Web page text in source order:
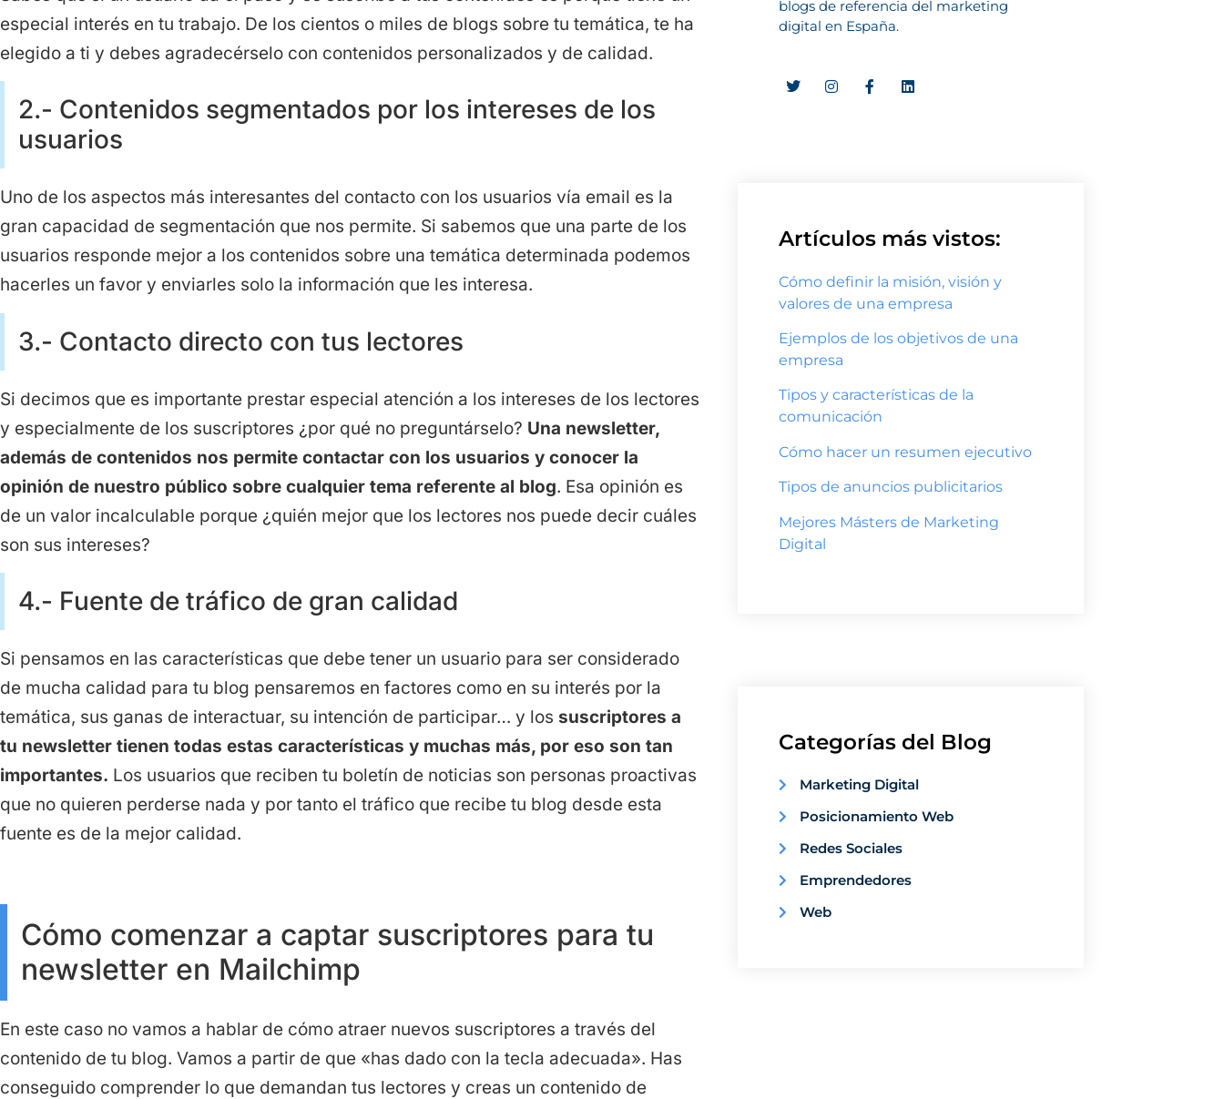
especial interés en tu trabajo. De los cientos o miles de blogs sobre tu temática, te ha
elegido a ti y debes agradecérselo con contenidos personalizados y de calidad.
2.- Contenidos segmentados por los intereses de los
usuarios
Uno de los aspectos más interesantes del contacto con los usuarios vía email es la
gran capacidad de segmentación que nos permite. Si sabemos que una parte de los
usuarios responde mejor a los contenidos sobre una temática determinada podemos
hacerles un favor y enviarles solo la información que les interesa.
3.- Contacto directo con tus lectores
Si decimos que es importante prestar especial atención a los intereses de los lectores
y especialmente de los suscriptores ¿por qué no preguntárselo? Una newsletter,
además de contenidos nos permite contactar con los usuarios y conocer la
opinión de nuestro público sobre cualquier tema referente al blog. Esa opinión es
de un valor incalculable porque ¿quién mejor que los lectores nos puede decir cuáles
son sus intereses?
4.- Fuente de tráfico de gran calidad
Si pensamos en las características que debe tener un usuario para ser considerado
de mucha calidad para tu blog pensaremos en factores como en su interés por la
temática, sus ganas de interactuar, su intención de participar… y los suscriptores a
tu newsletter tienen todas estas características y muchas más, por eso son tan
importantes. Los usuarios que reciben tu boletín de noticias son personas proactivas
que no quieren perderse nada y por tanto el tráfico que recibe tu blog desde esta
fuente es de la mejor calidad.
Cómo comenzar a captar suscriptores para tu
newsletter en Mailchimp
En este caso no vamos a hablar de cómo atraer nuevos suscriptores a través del
contenido de tu blog. Vamos a partir de que «has dado con la tecla adecuada». Has
conseguido comprender lo que demandan tus lectores y creas un contenido de
blogs de referencia del marketing
digital en España.
Artículos más vistos:
Cómo definir la misión, visión y
valores de una empresa
Ejemplos de los objetivos de una
empresa
Tipos y características de la
comunicación
Cómo hacer un resumen ejecutivo
Tipos de anuncios publicitarios
Mejores Másters de Marketing
Digital
Categorías del Blog
Marketing Digital
Posicionamiento Web
Redes Sociales
Emprendedores
Web